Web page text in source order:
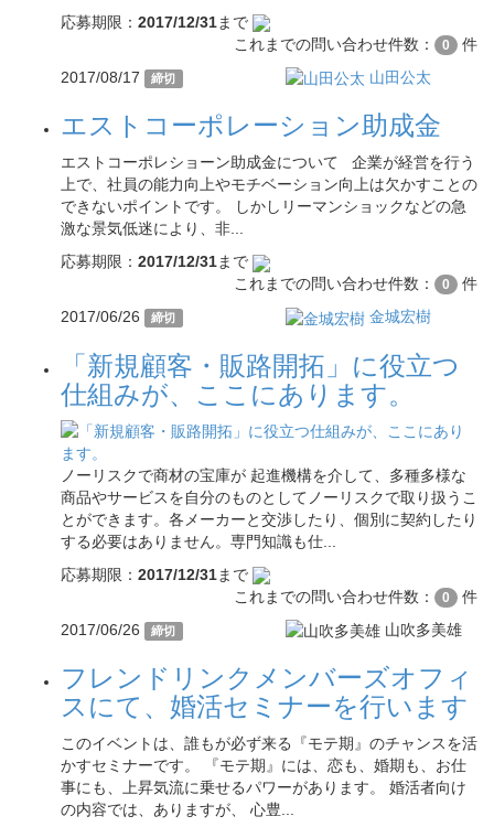
応募期限： 2017/12/31まで
これまでの問い合わせ件数：
0
件
2017/08/17
締切 山田公太
エストコーポレーション助成金
エストコーポレショーン助成金について 企業が経営を行う
上で、社員の能力向上やモチベーション向上は欠かすことの
できないポイントです。 しかしリーマンショックなどの急
激な景気低迷により、非...
応募期限： 2017/12/31まで
これまでの問い合わせ件数：
0
件
2017/06/26
締切 金城宏樹
「新規顧客・販路開拓」に役立つ
仕組みが、ここにあります。
ノーリスクで商材の宝庫が 起進機構を介して、多種多様な
商品やサービスを自分のものとしてノーリスクで取り扱うこ
とができます。各メーカーと交渉したり、個別に契約したり
する必要はありません。専門知識も仕...
応募期限： 2017/12/31まで
これまでの問い合わせ件数：
0
件
2017/06/26
締切 山吹多美雄
フレンドリンクメンバーズオフィ
スにて、婚活セミナーを行います
このイベントは、誰もが必ず来る『モテ期』のチャンスを活
かすセミナーです。 『モテ期』には、恋も、婚期も、お仕
事にも、上昇気流に乗せるパワーがあります。 婚活者向け
の内容では、ありますが、 心豊...